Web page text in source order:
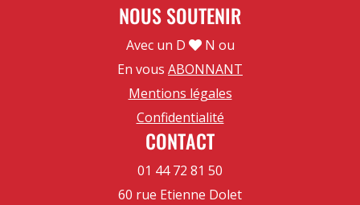
NOUS SOUTENIR
Avec un D
N ou
En vous ABONNANT
Mentions légales
Confidentialité
CONTACT
01 44 72 81 50
60 rue Etienne Dolet